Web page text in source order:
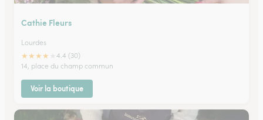
Cathie Fleurs
Lourdes
★★★★
4.4 (30)
14, place du champ commun
Voir la boutique